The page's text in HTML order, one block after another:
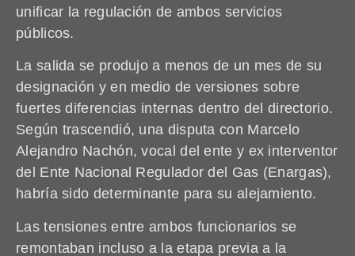
unificar la regulación de ambos servicios
públicos.
La salida se produjo a menos de un mes de su
designación y en medio de versiones sobre
fuertes diferencias internas dentro del directorio.
Según trascendió, una disputa con Marcelo
Alejandro Nachón, vocal del ente y ex interventor
del Ente Nacional Regulador del Gas (Enargas),
habría sido determinante para su alejamiento.
Las tensiones entre ambos funcionarios se
remontaban incluso a la etapa previa a la